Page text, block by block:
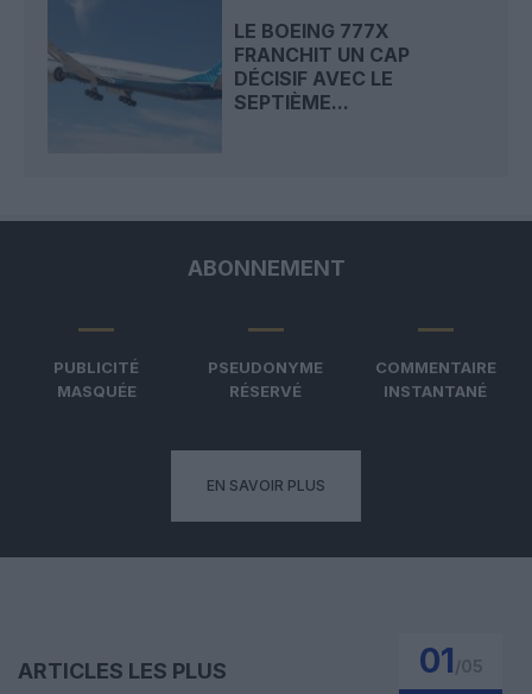
LE BOEING 777X
FRANCHIT UN CAP
DÉCISIF AVEC LE
SEPTIÈME...
ABONNEMENT
PUBLICITÉ
MASQUÉE
PSEUDONYME
RÉSERVÉ
COMMENTAIRE
INSTANTANÉ
EN SAVOIR PLUS
ARTICLES LES PLUS
01